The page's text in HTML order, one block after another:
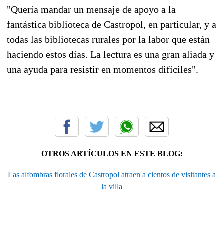
"Quería mandar un mensaje de apoyo a la
fantástica biblioteca de Castropol, en particular, y a
todas las bibliotecas rurales por la labor que están
haciendo estos días. La lectura es una gran aliada y
una ayuda para resistir en momentos difíciles".
OTROS ARTÍCULOS EN ESTE BLOG:
Las alfombras florales de Castropol atraen a cientos de visitantes a
la villa